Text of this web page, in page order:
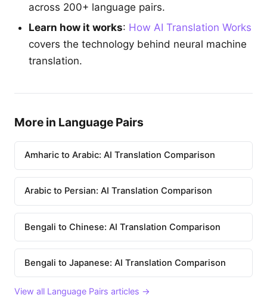
across 200+ language pairs.
Learn how it works: How AI Translation Works
covers the technology behind neural machine
translation.
More in Language Pairs
Amharic to Arabic: AI Translation Comparison
Arabic to Persian: AI Translation Comparison
Bengali to Chinese: AI Translation Comparison
Bengali to Japanese: AI Translation Comparison
View all Language Pairs articles →